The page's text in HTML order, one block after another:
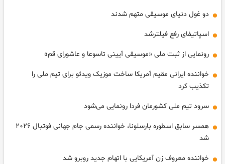
دو غول دنیای موسیقی متهم شدند
اسپاتیفای رفع فیلترشد
رونمایی از ثبت ملی «موسیقی آیینی تاسوعا و عاشورای قم»
خواننده ایرانی مقیم آمریکا ساخت موزیک ویدئو برای تیم ملی را
تکذیب کرد
سرود تیم ملی کشورمان فردا رونمایی می‌شود
همسر سابق اسطوره بارسلونا، خواننده رسمی جام جهانی فوتبال ۲۰۲۶
شد
خواننده معروف زن آمریکایی با اتهام جدید روبرو شد